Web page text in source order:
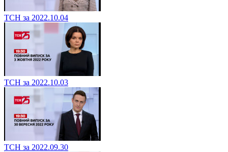
ТСН за 2022.10.04
ТСН за 2022.10.03
ТСН за 2022.09.30